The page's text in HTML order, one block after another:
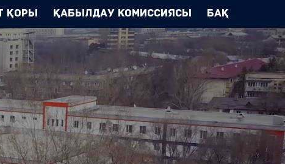
Қоры Қабылдау комиссиясы БАҚ